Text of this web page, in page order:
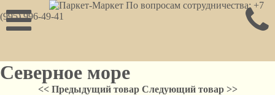
По вопросам сотрудничества: +7
(995) 996-49-41
Северное море
<< Предыдущий товар Следующий товар >>